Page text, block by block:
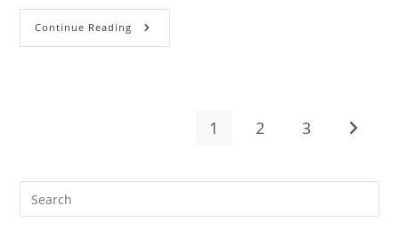
Continue Reading
1 2 3